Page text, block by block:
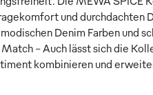
und durchdachten
Denim Farben und
– Auch lässt sich die
kombinieren und